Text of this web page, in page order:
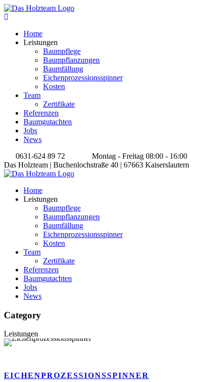
Home
Leistungen
Baumpflege
Baumpflanzungen
Baumfällung
Eichenprozessionsspinner
Kosten
Team
Zertifikate
Referenzen
Baumgutachten
Jobs
News
0631-624 89 72
Montag - Freitag 08:00 - 16:00
Das Holzteam | Buchenlochstraße 40 | 67663 Kaiserslautern
Home
Leistungen
Baumpflege
Baumpflanzungen
Baumfällung
Eichenprozessionsspinner
Kosten
Team
Zertifikate
Referenzen
Baumgutachten
Jobs
News
Category
Leistungen
EICHENPROZESSIONSSPINNER